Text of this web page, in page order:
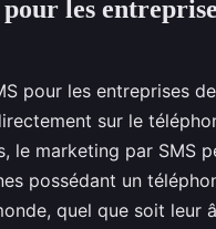
les
pour les entreprises
sur le
le marketing par SMS
possédant un
quel que soit leur